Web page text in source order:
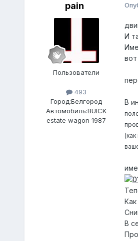
pain
Пользователи
493
Город:Белгород
Автомобиль:BUICK
estate wagon 1987
И
вот
В
В